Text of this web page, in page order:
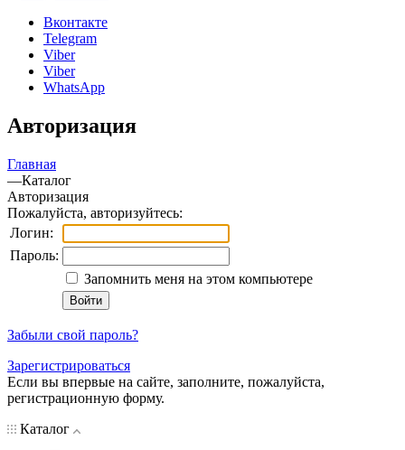
Вконтакте
Telegram
Viber
Viber
WhatsApp
Авторизация
Главная
—Каталог
Авторизация
Пожалуйста, авторизуйтесь:
Логин:
Пароль:
Запомнить меня на этом компьютере
Забыли свой пароль?
Зарегистрироваться
Если вы впервые на сайте, заполните, пожалуйста,
регистрационную форму.
Каталог